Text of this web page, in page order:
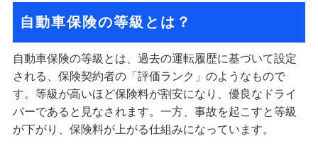
自動車保険の等級とは？
自動車保険の等級とは、過去の運転履歴に基づいて設定
される、保険契約者の「評価ランク」のようなもので
す。等級が高いほど保険料が割安になり、優良なドライ
バーであると見なされます。一方、事故を起こすと等級
が下がり、保険料が上がる仕組みになっています。